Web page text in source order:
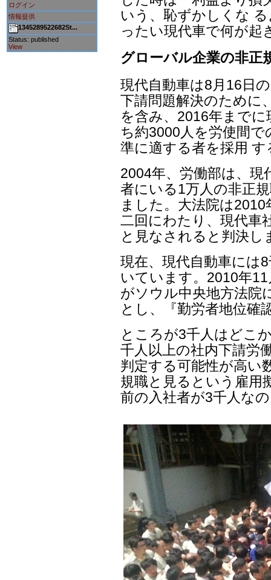
ログイン
情報提供
1345289522682St...
Status: published
View
いう、恥ずかしくな
ったい現代車で何が
グローバル企業の非正
現代自動車は8月16日
下請問題解決のために
を含み、2016年まで
ち約3000人を労使間
準に適する者を採用
2004年、労働部は、現
者にいる1万人の非正
ました。大法院は
二回にわたり、現代車
と見なされると判決し
現在、現代自動車には
いています。2010年
がソウル中央地方法院
とし、『勤労者地位確
ところが3千人はどこ
千人以上の社内下請労
判定する可能性が高い
規職と見るという雇用
前の入社者が3千人な